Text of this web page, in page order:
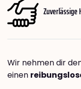
Zuverlässige
Wir nehmen dir
einen